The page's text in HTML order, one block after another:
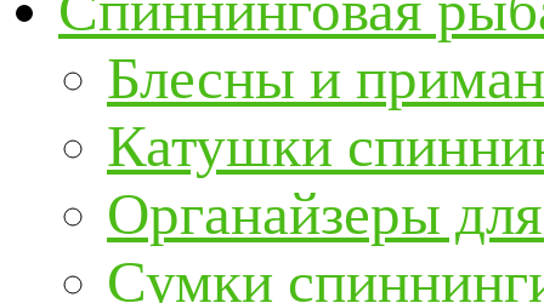
Блесны и
Катушки
Органайзеры
Сумки